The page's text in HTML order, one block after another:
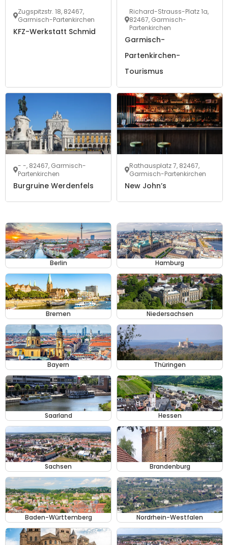
Zugspitzstr. 18, 82467,
Garmisch-Partenkirchen
KFZ-Werkstatt Schmid
Richard-Strauss-Platz 1a,
82467, Garmisch-
Partenkirchen
Garmisch-
Partenkirchen-
Tourismus
- -, 82467, Garmisch-
Partenkirchen
Burgruine Werdenfels
Rathausplatz 7, 82467,
Garmisch-Partenkirchen
New John’s
Berlin Hamburg
Bremen Niedersachsen
Bayern Thüringen
Saarland Hessen
Sachsen Brandenburg
Baden-Württemberg Nordrhein-Westfalen